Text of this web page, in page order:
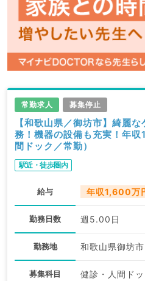
常勤求人 募集停止
【和歌山県／御坊市】綺麗
務！機器の設備も充実！年
間ドック／常勤）
駅近・徒歩圏内
給与 年収1,600万
勤務日数 週5.00日
勤務地 和歌山県御坊市
募集科目 健診・人間ドッ